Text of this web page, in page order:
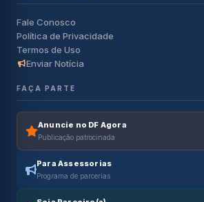
Fale Conosco
Política de Privacidade
Termos de Uso
Enviar Notícia
FAÇA PARTE
Anuncie no DF Agora
Publicação patrocinada
Para Assessorias
Programa de parcerias